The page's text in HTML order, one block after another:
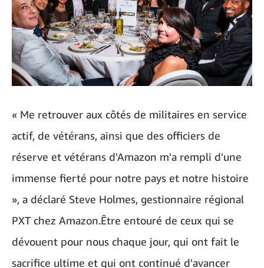
« Me retrouver aux côtés de militaires en service
actif, de vétérans, ainsi que des officiers de
réserve et vétérans d'Amazon m'a rempli d'une
immense fierté pour notre pays et notre histoire
», a déclaré Steve Holmes, gestionnaire régional
PXT chez Amazon.Être entouré de ceux qui se
dévouent pour nous chaque jour, qui ont fait le
sacrifice ultime et qui ont continué d'avancer